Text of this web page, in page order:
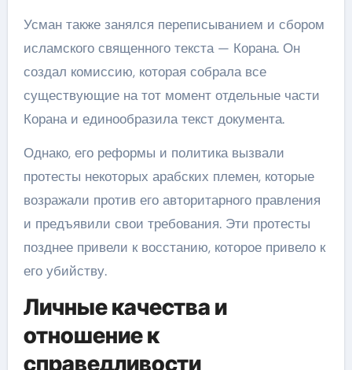
Усман также занялся переписыванием и сбором
исламского священного текста — Корана. Он
создал комиссию, которая собрала все
существующие на тот момент отдельные части
Корана и единообразила текст документа.
Однако, его реформы и политика вызвали
протесты некоторых арабских племен, которые
возражали против его авторитарного правления
и предъявили свои требования. Эти протесты
позднее привели к восстанию, которое привело к
его убийству.
Личные качества и
отношение к
справедливости